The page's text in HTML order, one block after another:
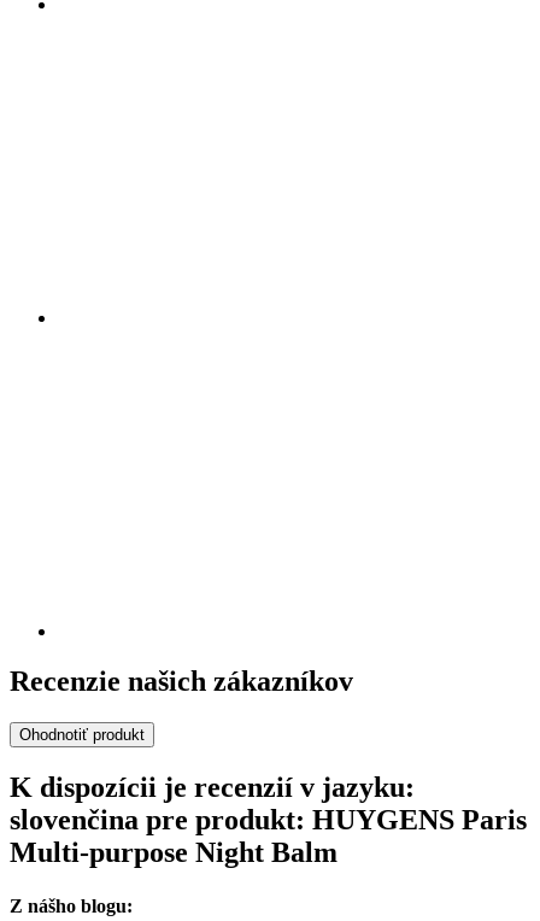
Recenzie našich zákazníkov
Ohodnotiť produkt
K dispozícii je recenzií v jazyku:
slovenčina pre produkt: HUYGENS Paris
Multi-purpose Night Balm
Z nášho blogu: